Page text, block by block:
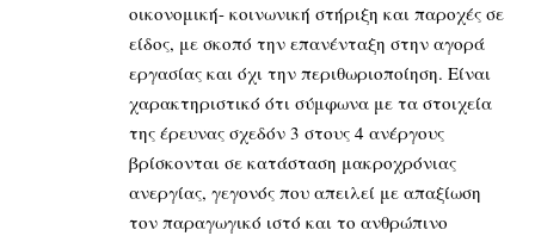
οικονομική- κοινωνική στήριξη και παροχές σε
είδος, με σκοπό την επανένταξη στην αγορά
εργασίας και όχι την περιθωριοποίηση. Είναι
χαρακτηριστικό ότι σύμφωνα με τα στοιχεία
της έρευνας σχεδόν 3 στους 4 ανέργους
βρίσκονται σε κατάσταση μακροχρόνιας
ανεργίας, γεγονός που απειλεί με απαξίωση
τον παραγωγικό ιστό και το ανθρώπινο